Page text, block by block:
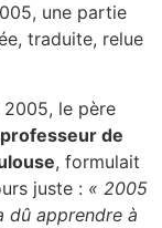
une partie
traduite, relue
le père
de
, formulait
juste : « 2005
dû apprendre à